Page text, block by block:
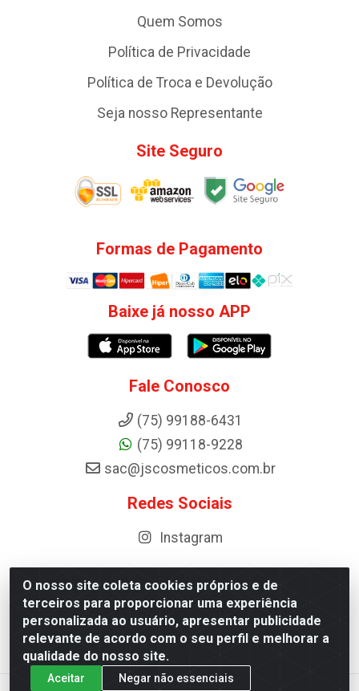
O nosso site coleta cookies próprios e de
terceiros para proporcionar uma experiência
personalizada ao usuário, apresentar publicidade
relevante de acordo com o seu perfil e melhorar a
qualidade do nosso site.
Aceitar Negar não essenciais
Quem Somos
Política de Privacidade
Política de Troca e Devolução
Seja nosso Representante
Site Seguro
Formas de Pagamento
Baixe já nosso APP
Fale Conosco
(75) 99188-6431
(75) 99118-9228
sac@jscosmeticos.com.br
Redes Sociais
Instagram
Distribuidora de Cosméticos Antoneto LTDA - BA-052,
km 87 - Industrial, Ipirá - BA, 44600-000 - CNPJ
10.984.107/0001-75